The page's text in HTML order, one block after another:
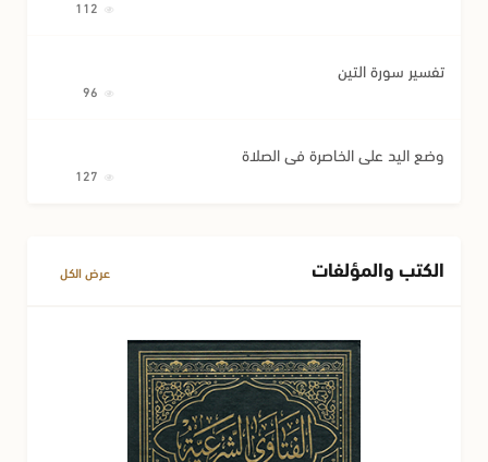
تفسير سورة التين
وضع اليد على الخاصرة في الصلاة
الكتب والمؤلفات عرض الكل